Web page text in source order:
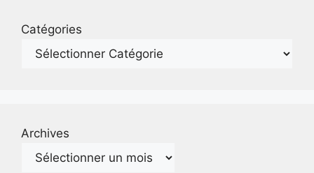
Catégories
Archives